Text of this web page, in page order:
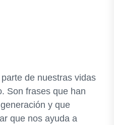
de nuestras vidas
Son frases que han
y que
que nos ayuda a